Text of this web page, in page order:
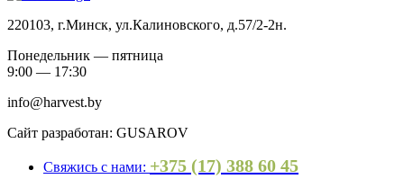
220103, г.Минск, ул.Калиновского, д.57/2-2н.
Понедельник — пятница
9:00 — 17:30
info@harvest.by
Сайт разработан: GUSAROV
Свяжись с нами: +375 (17) 388 60 45